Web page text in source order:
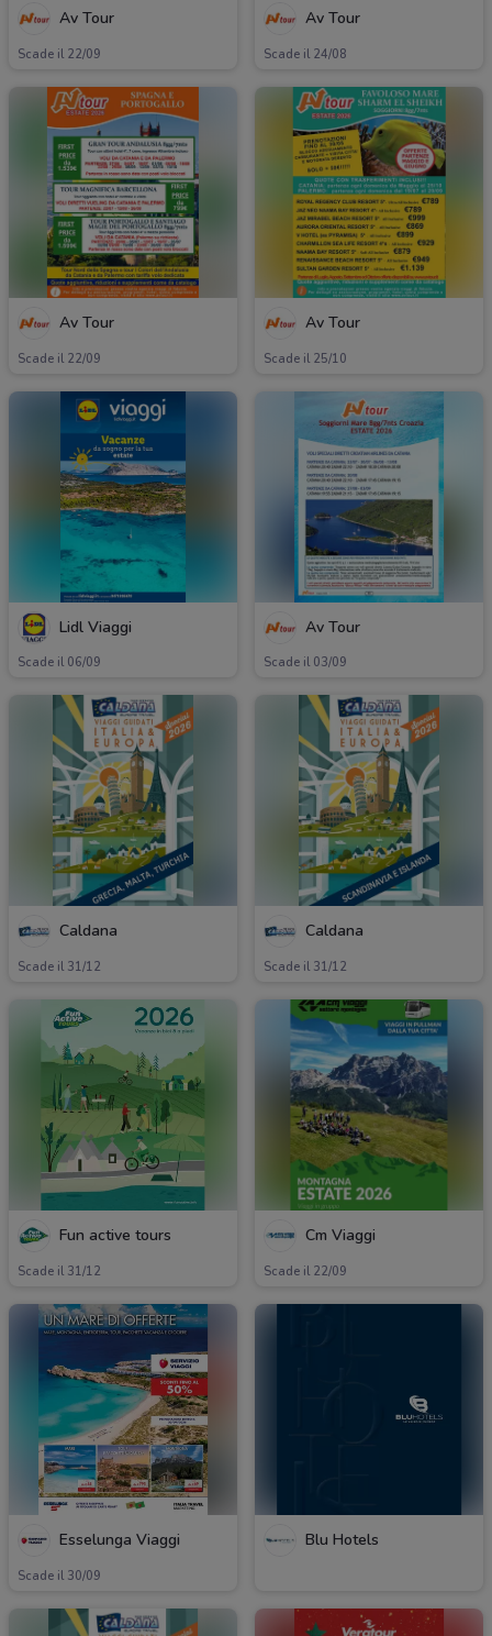
Av Tour
Scade il 22/09
Av Tour
Scade il 24/08
Av Tour
Scade il 22/09
Av Tour
Scade il 25/10
Lidl Viaggi
Scade il 06/09
Av Tour
Scade il 03/09
Caldana
Scade il 31/12
Caldana
Scade il 31/12
Fun active tours
Scade il 31/12
Cm Viaggi
Scade il 22/09
Esselunga Viaggi
Scade il 30/09
Blu Hotels